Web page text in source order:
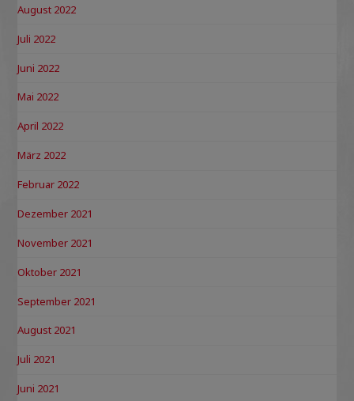
August 2022
Juli 2022
Juni 2022
Mai 2022
April 2022
März 2022
Februar 2022
Dezember 2021
November 2021
Oktober 2021
September 2021
August 2021
Juli 2021
Juni 2021